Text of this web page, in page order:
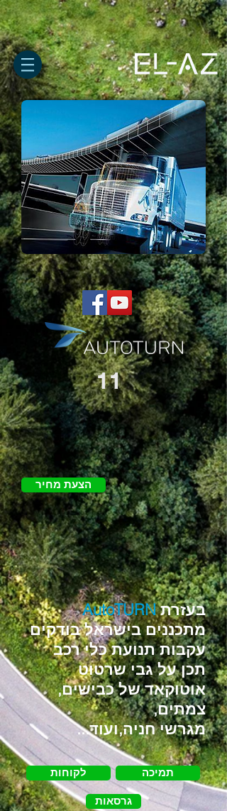
11
הצעת מחיר
בעזרתAutoTURN
מתכננים בישראל בודקים
עקבות תנועת כלי רכב
תכן על גבי שרטוט
אוטוקאד של כבישים,
צמתים,
מגרשי חניה,ועוד...
לקוחות תמיכה
גרסאות